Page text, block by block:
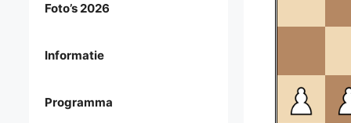
Foto’s 2026
Informatie
Programma